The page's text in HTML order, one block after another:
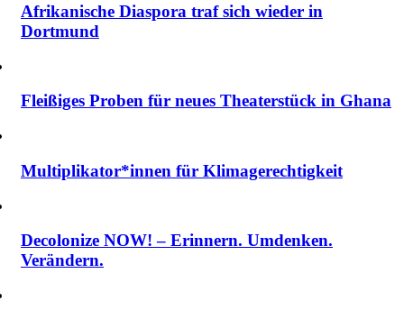
Afrikanische Diaspora traf sich wieder in
Dortmund
Fleißiges Proben für neues Theaterstück in Ghana
Multiplikator*innen für Klimagerechtigkeit
Decolonize NOW! – Erinnern. Umdenken.
Verändern.